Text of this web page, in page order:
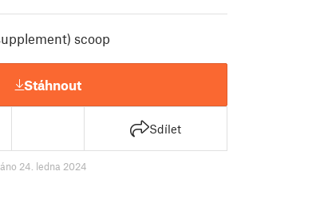
scoop
Stáhnout
Sdílet
24. ledna 2024